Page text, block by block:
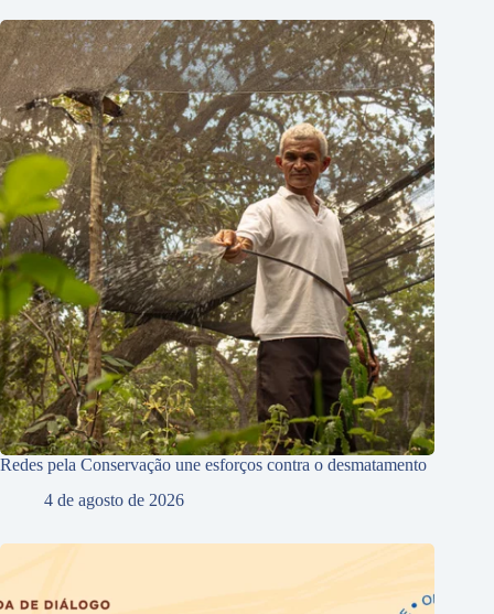
Redes pela Conservação une esforços contra o desmatamento
4 de agosto de 2026